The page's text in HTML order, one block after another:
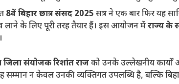
8वें बिहार छात्र संसद 2025 सत्र ने एक बार फिर यह
के लिए पूरी तरह तैयार हैं। इस आयोजन मेंराज्य के
संयोजक रिशांत राजको उनके उल्लेखनीय
सम्मान न केवल उनकी व्यक्तिगत उपलब्धि है, बल्कि